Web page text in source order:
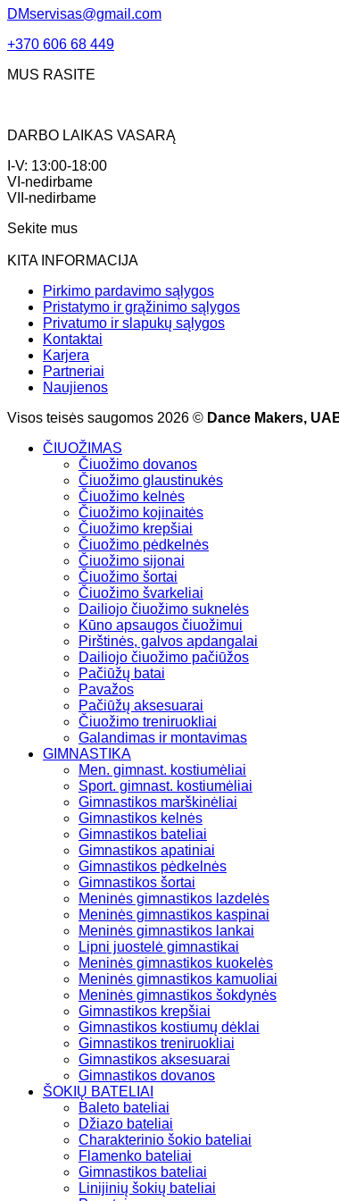
DMservisas@gmail.com
+370 606 68 449
MUS RASITE
DARBO LAIKAS VASARĄ
I-V: 13:00-18:00
VI-nedirbame
VII-nedirbame
Sekite mus
KITA INFORMACIJA
Pirkimo pardavimo sąlygos
Pristatymo ir grąžinimo sąlygos
Privatumo ir slapukų sąlygos
Kontaktai
Karjera
Partneriai
Naujienos
Visos teisės saugomos 2026 © Dance Makers,
ČIUOŽIMAS
Čiuožimo dovanos
Čiuožimo glaustinukės
Čiuožimo kelnės
Čiuožimo kojinaitės
Čiuožimo krepšiai
Čiuožimo pėdkelnės
Čiuožimo sijonai
Čiuožimo šortai
Čiuožimo švarkeliai
Dailiojo čiuožimo suknelės
Kūno apsaugos čiuožimui
Pirštinės, galvos apdangalai
Dailiojo čiuožimo pačiūžos
Pačiūžų batai
Pavažos
Pačiūžų aksesuarai
Čiuožimo treniruokliai
Galandimas ir montavimas
GIMNASTIKA
Men. gimnast. kostiumėliai
Sport. gimnast. kostiumėliai
Gimnastikos marškinėliai
Gimnastikos kelnės
Gimnastikos bateliai
Gimnastikos apatiniai
Gimnastikos pėdkelnės
Gimnastikos šortai
Meninės gimnastikos lazdelės
Meninės gimnastikos kaspinai
Meninės gimnastikos lankai
Lipni juostelė gimnastikai
Meninės gimnastikos kuokelės
Meninės gimnastikos kamuoliai
Meninės gimnastikos šokdynės
Gimnastikos krepšiai
Gimnastikos kostiumų dėklai
Gimnastikos treniruokliai
Gimnastikos aksesuarai
Gimnastikos dovanos
ŠOKIŲ BATELIAI
Baleto bateliai
Džiazo bateliai
Charakterinio šokio bateliai
Flamenko bateliai
Gimnastikos bateliai
Linijinių šokių bateliai